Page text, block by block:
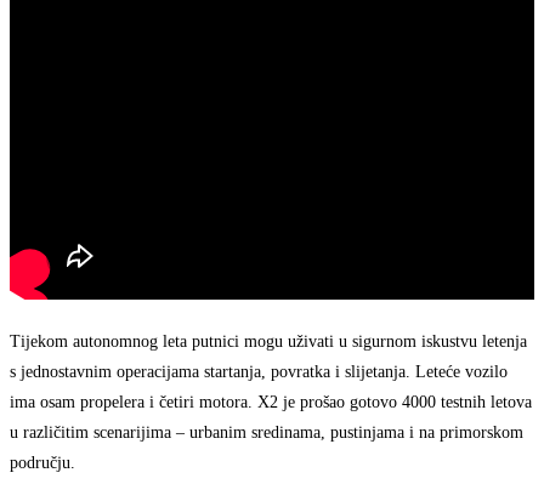
Tijekom autonomnog leta putnici mogu uživati ​​u sigurnom iskustvu letenja
s jednostavnim operacijama startanja, povratka i slijetanja. Leteće vozilo
ima osam propelera i četiri motora. X2 je prošao gotovo 4000 testnih letova
u različitim scenarijima – urbanim sredinama, pustinjama i na primorskom
području.